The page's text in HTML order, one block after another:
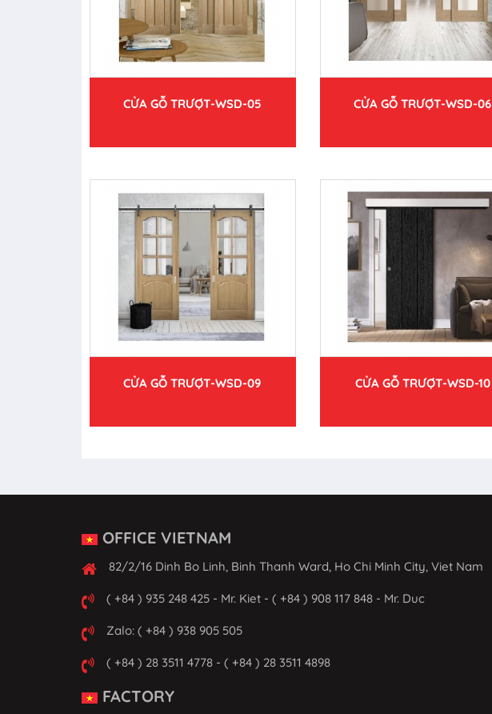
CỬA GỖ TRƯỢT-WSD-05 CỬA GỖ TRƯỢT-WSD-06
CỬA GỖ TRƯỢT-WSD-09 CỬA GỖ TRƯỢT-WSD-10
OFFICE VIETNAM
82/2/16 Dinh Bo Linh, Binh Thanh Ward, Ho Chi Minh City, Viet Nam
( +84 ) 935 248 425 - Mr. Kiet - ( +84 ) 908 117 848 - Mr. Duc
Zalo: ( +84 ) 938 905 505
( +84 ) 28 3511 4778 - ( +84 ) 28 3511 4898
FACTORY